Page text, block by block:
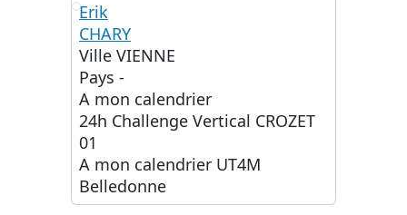
EC
Erik
CHARY
Ville VIENNE
Pays -
A mon calendrier
24h Challenge Vertical CROZET
01
A mon calendrier UT4M
Belledonne